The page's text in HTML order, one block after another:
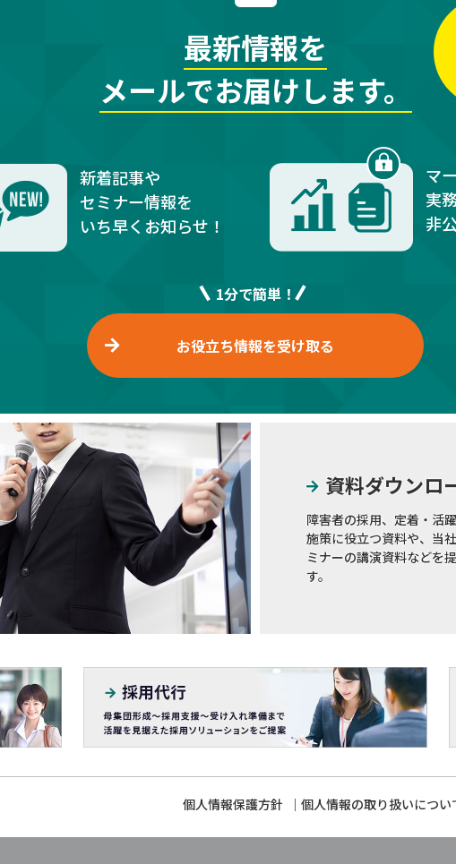
最新情報を
メールでお届けします。
新着記事や
セミナー情報を
いち早くお知らせ！
マ
実
非
1分で簡単！
お役立ち情報を受け取る
資料ダウンロ
障害者の採用、定着・活
施策に役立つ資料や、当
ミナーの講演資料などを
す。
個人情報保護方針 個人情報の取り扱いについ